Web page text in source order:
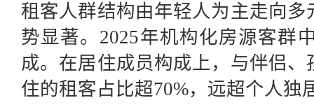
租客人群结构由年轻人为主走向
势显著。 2025年机构化房源客群
成。 在居住成员构成上，与伴侣
住的租客占比超70%，远超个人独